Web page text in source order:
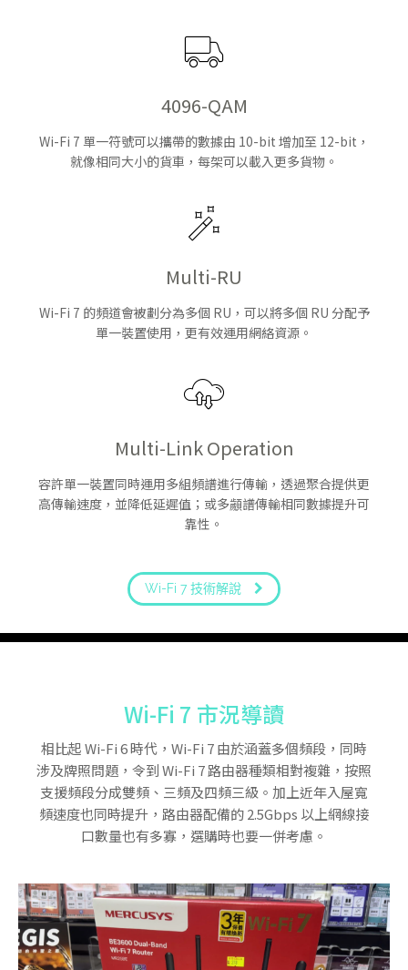
4096-QAM
Wi-Fi 7 單一符號可以攜帶的數據由 10-bit 增加至 12-bit，
就像相同大小的貨車，每架可以載入更多貨物。
Multi-RU
Wi-Fi 7 的頻道會被劃分為多個 RU，可以將多個 RU 分配予
單一裝置使用，更有效運用網絡資源。
Multi-Link Operation
容許單一裝置同時運用多組頻譜進行傳輸，透過聚合提供更
高傳輸速度，並降低延遲值；或多顪譜傳輸相同數據提升可
靠性。
Wi-Fi 7 技術解說
Wi-Fi 7 市況導讀
相比起 Wi-Fi 6 時代，Wi-Fi 7 由於涵蓋多個頻段，同時
涉及牌照問題，令到 Wi-Fi 7 路由器種類相對複雜，按照
支援頻段分成雙頻、三頻及四頻三級。加上近年入屋寬
頻速度也同時提升，路由器配備的 2.5Gbps 以上網線接
口數量也有多寡，選購時也要一併考慮。